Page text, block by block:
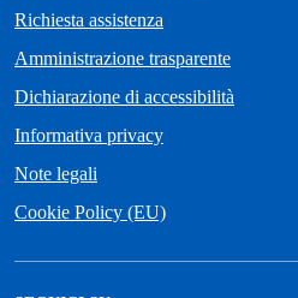
Richiesta assistenza
Amministrazione trasparente
Dichiarazione di accessibilità
Informativa privacy
Note legali
Cookie Policy (EU)